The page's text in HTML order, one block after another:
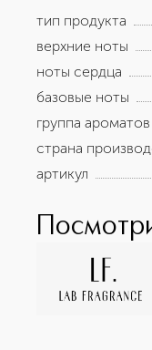
тип продукта
верхние ноты
ноты сердца
базовые ноты
группа ароматов
страна
артикул